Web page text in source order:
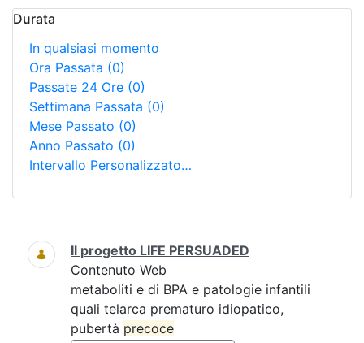
Durata
In qualsiasi momento
Ora Passata (0)
Passate 24 Ore (0)
Settimana Passata (0)
Mese Passato (0)
Anno Passato (0)
Intervallo Personalizzato…
Ricerca
Il progetto LIFE PERSUADED
Contenuto Web
metaboliti e di BPA e patologie infantili
quali telarca prematuro idiopatico,
pubertà precoce